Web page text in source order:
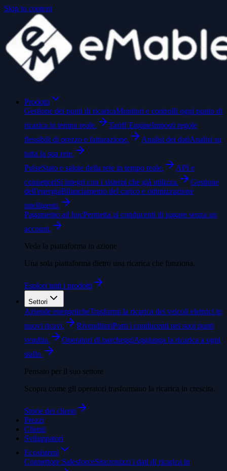
Skip to content
Prodotti
Gestione dei punti di ricaricaMonitori e controlli ogni punto di
ricarica in tempo reale.
Tariff EngineImposti regole
flessibili di prezzo e fatturazione.
Analisi dei datiAnalisi su
tutta la sua rete.
PulseStato e salute della rete in tempo reale.
API e
connettoriSi integri con i sistemi che già utilizza.
Gestione
dell'energiaBilanciamento del carico e ottimizzazione
intelligenti.
Pagamento ad hocPermetta ai conducenti di pagare senza un
account.
Veda la piattaforma in azione
Una sola piattaforma dietro una ricarica che funziona.
Esplori tutti i prodotti
Settori
Aziende energeticheTrasformi la ricarica dei veicoli elettrici in
nuovi ricavi.
RivenditoriPorti i conducenti nei suoi punti
vendita.
Operatori di parcheggiAggiunga la ricarica a ogni
stallo.
Pensato per il suo settore
Scopra come gli operatori trasformano la ricarica in crescita.
Storie dei clienti
Prezzi
Clienti
Sviluppatori
Ecosistemi
Connettore SalesforceSincronizzi i dati di ricarica in